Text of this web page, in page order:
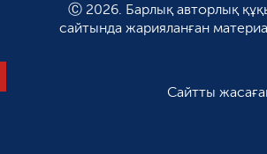
Ⓒ 2026. Барлық авторлық
сайтында жарияланған
Сайтты